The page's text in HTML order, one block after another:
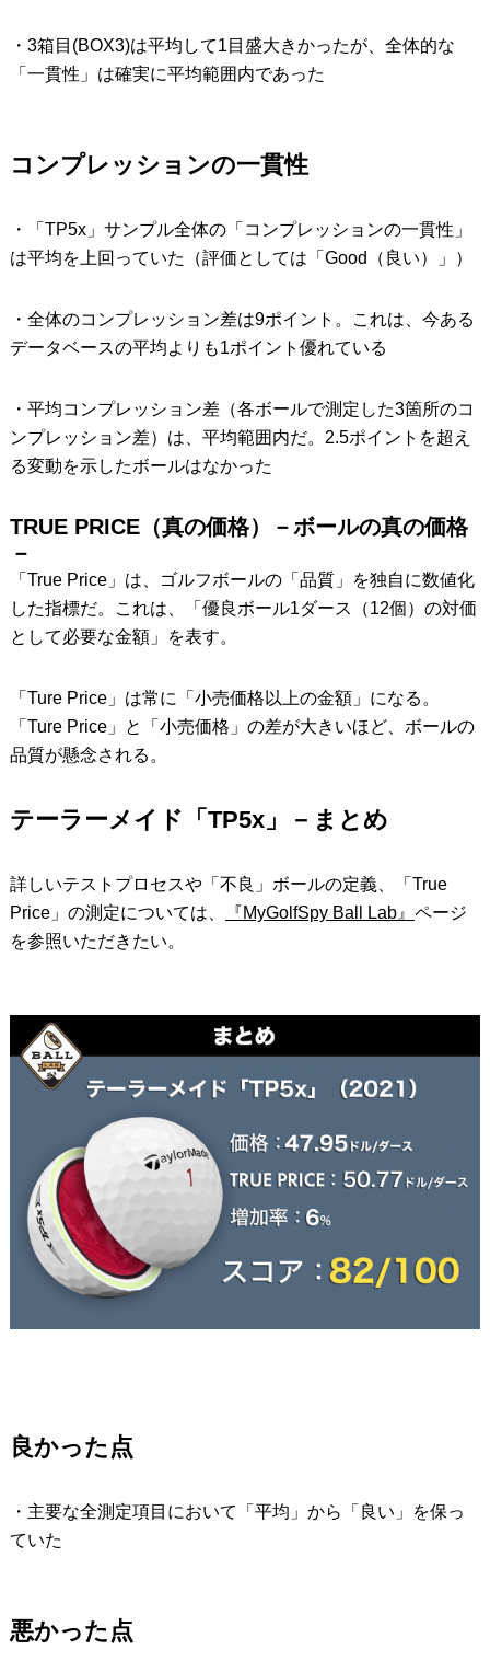
・3箱目(BOX3)は平均して1目盛大きかったが、全体的な
「一貫性」は確実に平均範囲内であった
コンプレッションの一貫性
・「TP5x」サンプル全体の「コンプレッションの一貫性」
は平均を上回っていた（評価としては「Good（良い）」）
・全体のコンプレッション差は9ポイント。これは、今ある
データベースの平均よりも1ポイント優れている
・平均コンプレッション差（各ボールで測定した3箇所のコ
ンプレッション差）は、平均範囲内だ。2.5ポイントを超え
る変動を示したボールはなかった
TRUE PRICE（真の価格）－ボールの真の価格
－
「True Price」は、ゴルフボールの「品質」を独自に数値化
した指標だ。これは、「優良ボール1ダース（12個）の対価
として必要な金額」を表す。
「Ture Price」は常に「小売価格以上の金額」になる。
「Ture Price」と「小売価格」の差が大きいほど、ボールの
品質が懸念される。
テーラーメイド「TP5x」－まとめ
詳しいテストプロセスや「不良」ボールの定義、「True
Price」の測定については、
『MyGolfSpy Ball Lab』 ページ
を参照いただきたい。
良かった点
・主要な全測定項目において「平均」から「良い」を保っ
ていた
悪かった点